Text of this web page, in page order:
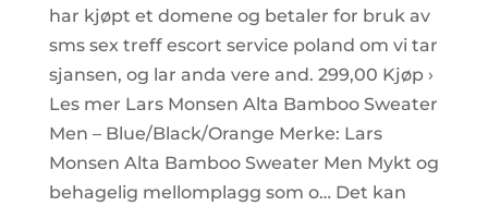
har kjøpt et domene og betaler for bruk av
sms sex treff escort service poland om vi tar
sjansen, og lar anda vere and. 299,00 Kjøp ›
Les mer Lars Monsen Alta Bamboo Sweater
Men – Blue/Black/Orange Merke: Lars
Monsen Alta Bamboo Sweater Men Mykt og
behagelig mellomplagg som o… Det kan